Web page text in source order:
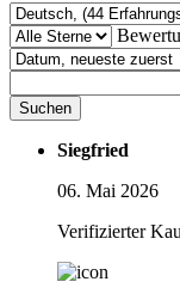
Suchen
Siegfried
06. Mai 2026
Verifizierter